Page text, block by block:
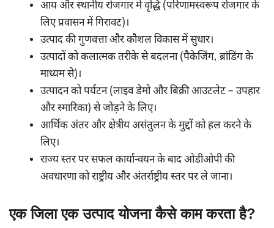
आय और स्थानीय रोजगार में वृद्धि (परिणामस्वरूप रोजगार के
लिए प्रवासन में गिरावट)।
उत्पाद की गुणवत्ता और कौशल विकास में सुधार।
उत्पादों को कलात्मक तरीके से बदलना (पैकेजिंग, ब्रांडिंग के
माध्यम से)।
उत्पादन को पर्यटन (लाइव डेमो और बिक्री आउटलेट – उपहार
और स्मारिका) से जोड़ने के लिए।
आर्थिक अंतर और क्षेत्रीय असंतुलन के मुद्दों को हल करने के
लिए।
राज्य स्तर पर सफल कार्यान्वयन के बाद ओडीओपी की
अवधारणा को राष्ट्रीय और अंतर्राष्ट्रीय स्तर पर ले जाना।
एक जिला एक उत्पाद योजना कैसे काम करता है?